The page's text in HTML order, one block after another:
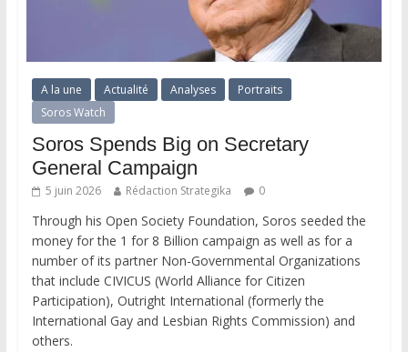
A la une Actualité Analyses
Portraits
Soros Watch
Soros Spends Big on Secretary
General Campaign
5 juin 2026 Rédaction Strategika 0
Through his Open Society Foundation, Soros seeded the
money for the 1 for 8 Billion campaign as well as for a
number of its partner Non-Governmental Organizations
that include CIVICUS (World Alliance for Citizen
Participation), Outright International (formerly the
International Gay and Lesbian Rights Commission) and
others.